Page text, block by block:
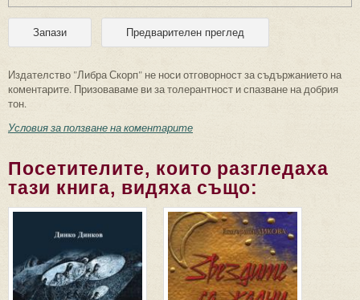
Издателство "Либра Скорп" не носи отговорност за съдържанието на
коментарите. Призоваваме ви за толерантност и спазване на добрия
тон.
Условия за ползване на коментарите
Посетителите, които разгледаха
тази книга, видяха също: